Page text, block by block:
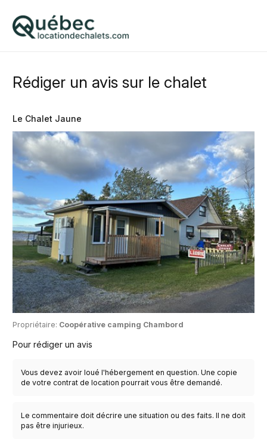
Rédiger un avis sur le chalet
Le Chalet Jaune
Propriétaire: Coopérative camping Chambord
Pour rédiger un avis
Vous devez avoir loué l'hébergement en question. Une copie
de votre contrat de location pourrait vous être demandé.
Le commentaire doit décrire une situation ou des faits. Il ne doit
pas être injurieux.